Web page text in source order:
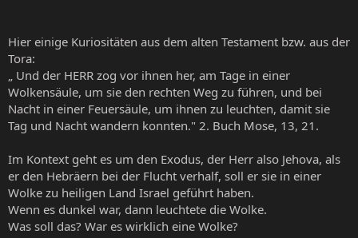
Hier einige Kuriositäten aus dem alten Testament bzw. aus der
Tora:
„ Und der HERR zog vor ihnen her, am Tage in einer
Wolkensäule, um sie den rechten Weg zu führen, und bei
Nacht in einer Feuersäule, um ihnen zu leuchten, damit sie
Tag und Nacht wandern konnten." 2. Buch Mose, 13, 21.
Im Kontext geht es um den Exodus, der Herr also Jehova, als
er den Hebräern bei der Flucht verhalf, soll er sie in einer
Wolke zu heiligen Land Israel geführt haben.
Wenn es dunkel war, dann leuchtete die Wolke.
Was soll das? War es wirklich eine Wolke?